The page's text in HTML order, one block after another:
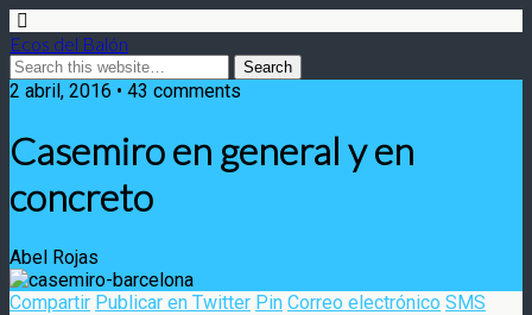
Ecos del Balón
2 abril, 2016 • 43 comments
Casemiro en general y en
concreto
Abel Rojas
Compartir Publicar en Twitter Pin Correo electrónico SMS